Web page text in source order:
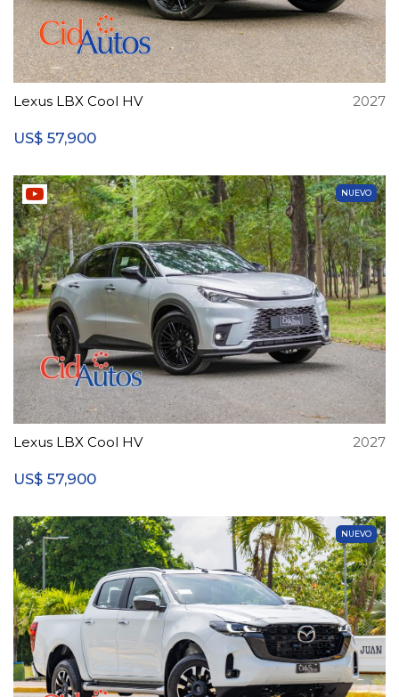
Lexus LBX Cool HV 2027
US$ 57,900
NUEVO
Lexus LBX Cool HV 2027
US$ 57,900
NUEVO